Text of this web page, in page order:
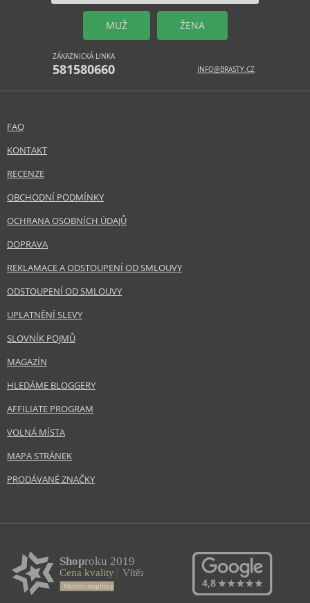
MUŽ ŽENA
ZÁKAZNICKÁ LINKA
581580660 INFO@BRASTY.CZ
FAQ
KONTAKT
RECENZE
OBCHODNÍ PODMÍNKY
OCHRANA OSOBNÍCH ÚDAJŮ
DOPRAVA
REKLAMACE A ODSTOUPENÍ OD SMLOUVY
ODSTOUPENÍ OD SMLOUVY
UPLATNĚNÍ SLEVY
SLOVNÍK POJMŮ
MAGAZÍN
HLEDÁME BLOGGERY
AFFILIATE PROGRAM
VOLNÁ MÍSTA
MAPA STRÁNEK
PRODÁVANÉ ZNAČKY